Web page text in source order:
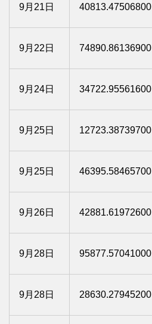
9月21日 40813.47506800
9月22日 74890.86136900
9月24日 34722.95561600
9月25日 12723.38739700
9月25日 46395.58465700
9月26日 42881.61972600
9月28日 95877.57041000
9月28日 28630.27945200